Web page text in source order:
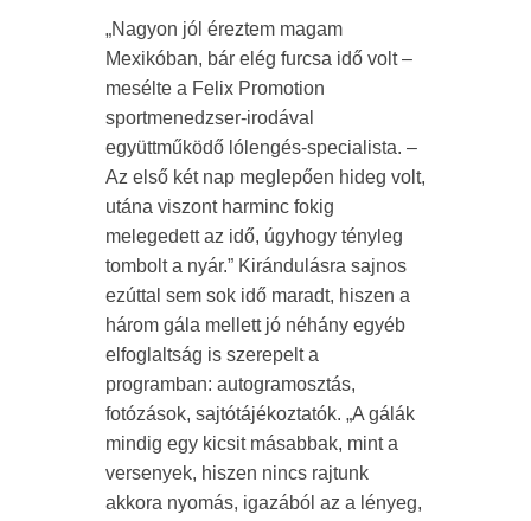
„Nagyon jól éreztem magam
Mexikóban, bár elég furcsa idő volt –
mesélte a Felix Promotion
sportmenedzser-irodával
együttműködő lólengés-specialista. –
Az első két nap meglepően hideg volt,
utána viszont harminc fokig
melegedett az idő, úgyhogy tényleg
tombolt a nyár.” Kirándulásra sajnos
ezúttal sem sok idő maradt, hiszen a
három gála mellett jó néhány egyéb
elfoglaltság is szerepelt a
programban: autogramosztás,
fotózások, sajtótájékoztatók. „A gálák
mindig egy kicsit másabbak, mint a
versenyek, hiszen nincs rajtunk
akkora nyomás, igazából az a lényeg,